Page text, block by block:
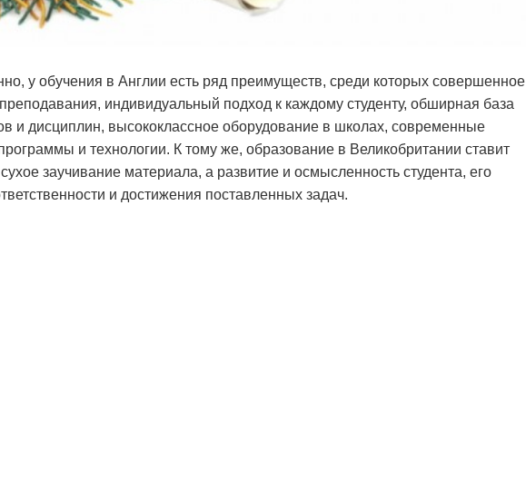
у обучения в Англии есть ряд преимуществ, среди которых совершенное
индивидуальный подход к каждому студенту, обширная база
и дисциплин, высококлассное оборудование в школах, современные
и технологии. К тому же, образование в Великобритании ставит
заучивание материала, а развитие и осмысленность студента, его
и достижения поставленных задач.